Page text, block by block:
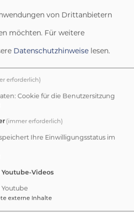
geweckt?
mehr über
und ihre
Kontaktmit uns auf.
von Drittanbietern
möchten. Für weitere
Datenschutzhinweise lesen.
erforderlich)
Cookie für die Benutzersitzung
(immer erforderlich)
Ihre Einwilligungsstatus im
Videos
externe Inhalte